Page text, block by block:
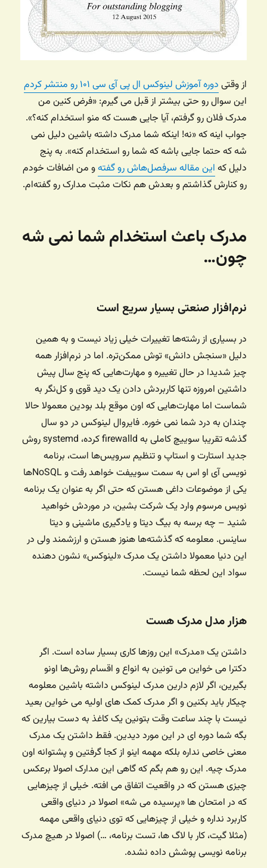
از وقتی دوره آموزش لینوکس ال پی آی سی ۱۰۱ رو منتشر کردم
این سوال رو حتی بیشتر از قبل می گیرم: «فرض کنین من
مدرک فلان رو گرفتم، آیا جایی هست که منو استخدام کنه؟».
جواب اینه که «نه! اینکه شما مدرک داشته باشین دلیل نمی
شه که حتما جایی باشه که شما رو استخدام کنه». به پنج
دلیل که این مقاله سرفصل‌هاش رو گفتهو من اضافات خودم
رو کنارش گذاشتم و بعدش هم نکات مثبت مدارک رو گفته‌ام.
مدرک باعث استخدام شما نمی شه
چون…
نرم‌افزار صنعتی بسیار سریع است
در بسیاری از رشته‌ها تغییرات خیلی زیاد نیست و به همین
دلیل «سنجش دانش» توش ممکن‌تره. اما در نرم‌افزار همه
چیز شدیدا در حال تغییره و مهارت‌هایی که پنج سال پیش
داشتین امروزه تنها کاربردش دادن یک دید قوی و کل‌نگر به
شماست اما مهارت‌هایی که اون موقع بلد بودین معمولا حالا
چندان به درد شما نمی خوره. فایروال لینوکس در دو سال
گذشه تقریبا سوییچ کاملی به firewalld کرده، systemd روش
جدید استارت و استاپ و تنظیم سرویس‌ها است، برنامه
نویسی آی او اس به سمت سوییفت خواهد رفت و NoSQLها
یکی از موضوعات داغی هستن که حتی اگر به عنوان یک برنامه
نویس مرسوم وارد یک شرکت بشین، در موردش خواهید
شنید – چه برسه به بیگ دیتا و یادگیری ماشینی و دیتا
ساینس. معلومه که گذشته‌ها هنوز هستن و ارزشمند ولی در
این دنیا معمولا داشتن یک مدرک «لینوکس» نشون دهنده
سواد این لحظه شما نیست.
هزار مدل مدرک هست
داشتن یک «مدرک» این روزها کاری بسیار ساده است. اگر
دکترا می خواین می تونین به انواع و اقسام روش‌ها اونو
بگیرین، اگر لازم دارین مدرک لینوکس داشته باشین معلومه
چیکار باید بکنین و اگر مدرک کمک های اولیه می خواین بعید
نیست با چند ساعت وقت بتونین یک کاغذ به دست بیارین که
بگه شما دوره ای در این مورد دیدین. فقط داشتن یک مدرک
معنی خاصی نداره بلکه مهمه اینو از کجا گرفتین و پشتوانه اون
مدرک چیه. این رو هم بگم که گاهی این مدارک اصولا برعکس
چیزی هستن که در واقعیت اتفاق می افته. خیلی از چیزهایی
که در امتحان ها «پرسیده می شه» اصولا در دنیای واقعی
کاربرد نداره و خیلی از چیزهایی که توی دنیای واقعی مهمه
(مثلا گیت، کار با لاگ ها، تست برنامه، …) اصولا در هیچ مدرک
برنامه نویسی پوشش داده نشده.